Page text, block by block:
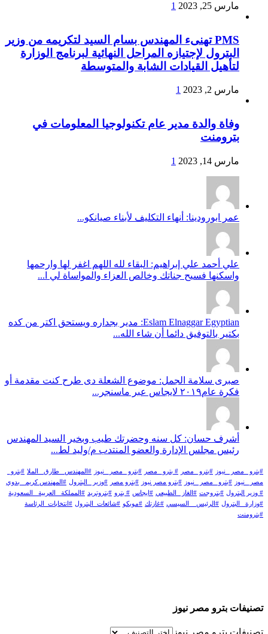
مارس 25, 2023 1
PMS تهنىء المهندس بسام السيد لتكريمه من وزير
البترول لإجتيازه المراحل النهائية لبرنامج الوزارة
لتأهيل القيادات الشابة والمتوسطة
مارس 2, 2023 1
وفاة والدة مدير عام تكنولوجيا المعلومات في
بترومنت
مارس 14, 2023 1
عمر ابورودينا: أنهاء التكليف لأبناء صيانكو...
علي أحمد علي إبراهيم: البقاء لله اللهم اغفر لها وارحمها
واسكنها فسيح جناتك وخالص العزاء والمواساة لي ا...
Eslam Elnaggar Egyptian: مدير بجداره ويستحق اكتر من كده
بكتير بالتوفيق دائما أن شاء الله...
صبرى سلامة الجمل: موضوع الشعلة دى طرح كنت مقدمة أو
فكرة عام٢٠١٩ لايجاس عبر ماسنجر...
أشرف حسان: كل سنه وحضرتك طيب وبخير السيد المهندس
رئيس مجلس الإدارة والعضو المنتدب م/وليد لط...
#بترو _مصر _نيوز #بترو _مصر # بترو_ مصر #بترو _مصر_ نيوز #المهندس _طارق _الملا #بترو_
مصر_ نيوز
#بترو_ مصر _نيوز #بترو مصر نيوز #بترو مصر #وزير _البترول #المهندس كريم_ بدوي
# وزير البترول #بتروجت #الغاز _الطبيعي #ايجاس # بترو #بتروتريد #المملكة _العربية _السعودية
#وزارة _البترول #الرئيس _ السيسي #غازتك #موبكو #شائعات_البترول #انتخابات_الرئاسة
#بترومنت
تصنيفات بترو مصر نيوز